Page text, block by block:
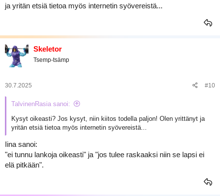
ja yritän etsiä tietoa myös internetin syövereistä...
Skeletor
Tsemp-tsämp
30.7.2025 #10
TalvinenRasia sanoi:
Kysyt oikeasti? Jos kysyt, niin kiitos todella paljon! Olen yrittänyt ja
yritän etsiä tietoa myös internetin syövereistä...
Iina sanoi:
"ei tunnu lankoja oikeasti" ja "jos tulee raskaaksi niin se lapsi ei
elä pitkään".